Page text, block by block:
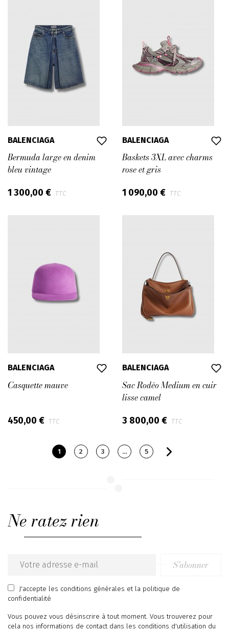
BALENCIAGA
Bermuda large en denim
bleu vintage
1 300,00 € TTC
BALENCIAGA
Baskets 3XL avec charms
rose et gris
1 090,00 € TTC
BALENCIAGA
Casquette mauve
450,00 € TTC
BALENCIAGA
Sac Rodéo Medium en cuir
lisse camel
3 800,00 € TTC
1 2 3 … 5
Ne ratez rien
Email
address
S’abonner
J'accepte les conditions générales et la politique de
confidentialité
Vous pouvez vous désinscrire à tout moment. Vous trouverez pour
cela nos informations de contact dans les conditions d'utilisation du